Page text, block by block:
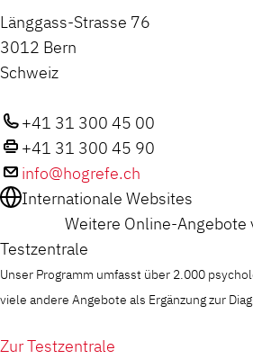
Länggass-Strasse 76
3012 Bern
Schweiz
+41 31 300 45 00
+41 31 300 45 90
info@hogrefe.ch
Internationale Websites
Weitere Online-Angebote
Testzentrale
Unser Programm umfasst über 2.000
viele andere Angebote als Ergänzung zur
Zur Testzentrale